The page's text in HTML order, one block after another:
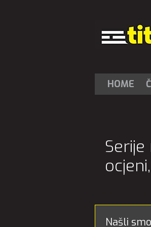
HOME
Našli smo